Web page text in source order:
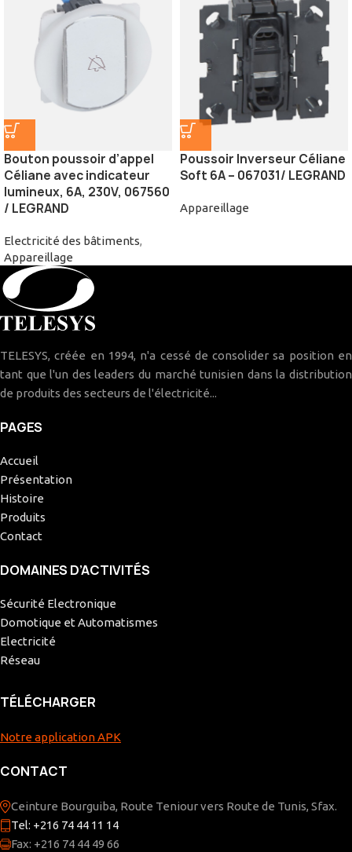
Bouton poussoir d’appel
Céliane avec indicateur
lumineux, 6A, 230V, 067560
/ LEGRAND
Electricité des bâtiments,
Appareillage
Poussoir Inverseur Céliane
Soft 6A – 067031/ LEGRAND
Appareillage
TELESYS, créée en 1994, n'a cessé de consolider sa position en
tant que l'un des leaders du marché tunisien dans la distribution
de produits des secteurs de l'électricité...
PAGES
Accueil
Présentation
Histoire
Produits
Contact
DOMAINES D’ACTIVITÉS
Sécurité Electronique
Domotique et Automatismes
Electricité
Réseau
TÉLÉCHARGER
Notre application APK
CONTACT
Ceinture Bourguiba, Route Teniour vers Route de Tunis, Sfax.
Tel: +216 74 44 11 14
Fax: +216 74 44 49 66